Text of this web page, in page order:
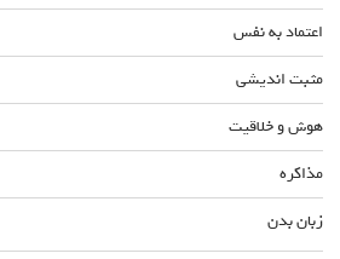
اعتماد به نفس
مثبت اندیشی
هوش و خلاقیت
مذاکره
زبان بدن